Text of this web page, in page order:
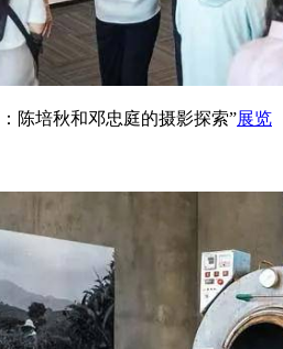
陈培秋和邓忠庭的摄影探索”展览